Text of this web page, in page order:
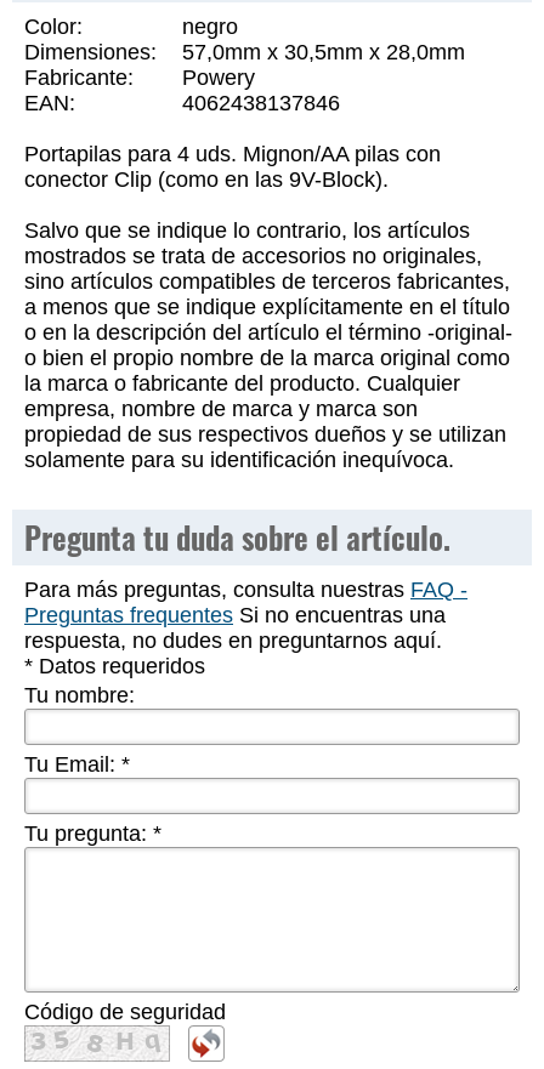
Color:
negro
Dimensiones:
57,0mm x 30,5mm x 28,0mm
Fabricante:
Powery
EAN:
4062438137846
Portapilas para 4 uds. Mignon/AA pilas con
conector Clip (como en las 9V-Block).
Salvo que se indique lo contrario, los artículos
mostrados se trata de accesorios no originales,
sino artículos compatibles de terceros fabricantes,
a menos que se indique explícitamente en el título
o en la descripción del artículo el término -original-
o bien el propio nombre de la marca original como
la marca o fabricante del producto. Cualquier
empresa, nombre de marca y marca son
propiedad de sus respectivos dueños y se utilizan
solamente para su identificación inequívoca.
Pregunta tu duda sobre el artículo.
Para más preguntas, consulta nuestras FAQ -
Preguntas frequentes Si no encuentras una
respuesta, no dudes en preguntarnos aquí.
* Datos requeridos
Tu nombre:
Tu Email: *
Tu pregunta: *
Código de seguridad